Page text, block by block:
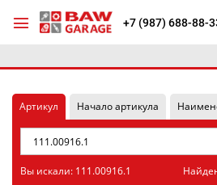
+7 (987) 688-88-
Артикул Начало артикула
Вы искали: 111.00916.1